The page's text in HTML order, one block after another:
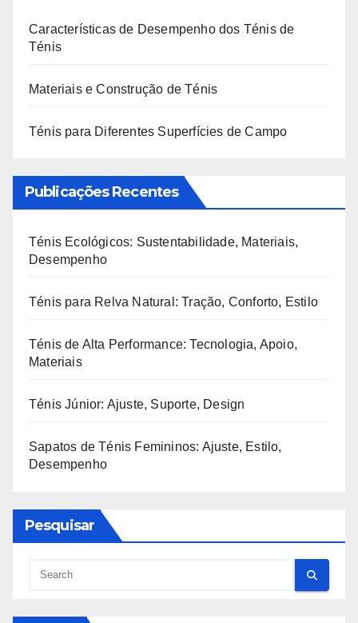
Características de Desempenho dos Ténis de
Ténis
Materiais e Construção de Ténis
Ténis para Diferentes Superfícies de Campo
Publicações Recentes
Ténis Ecológicos: Sustentabilidade, Materiais,
Desempenho
Ténis para Relva Natural: Tração, Conforto, Estilo
Ténis de Alta Performance: Tecnologia, Apoio,
Materiais
Ténis Júnior: Ajuste, Suporte, Design
Sapatos de Ténis Femininos: Ajuste, Estilo,
Desempenho
Pesquisar